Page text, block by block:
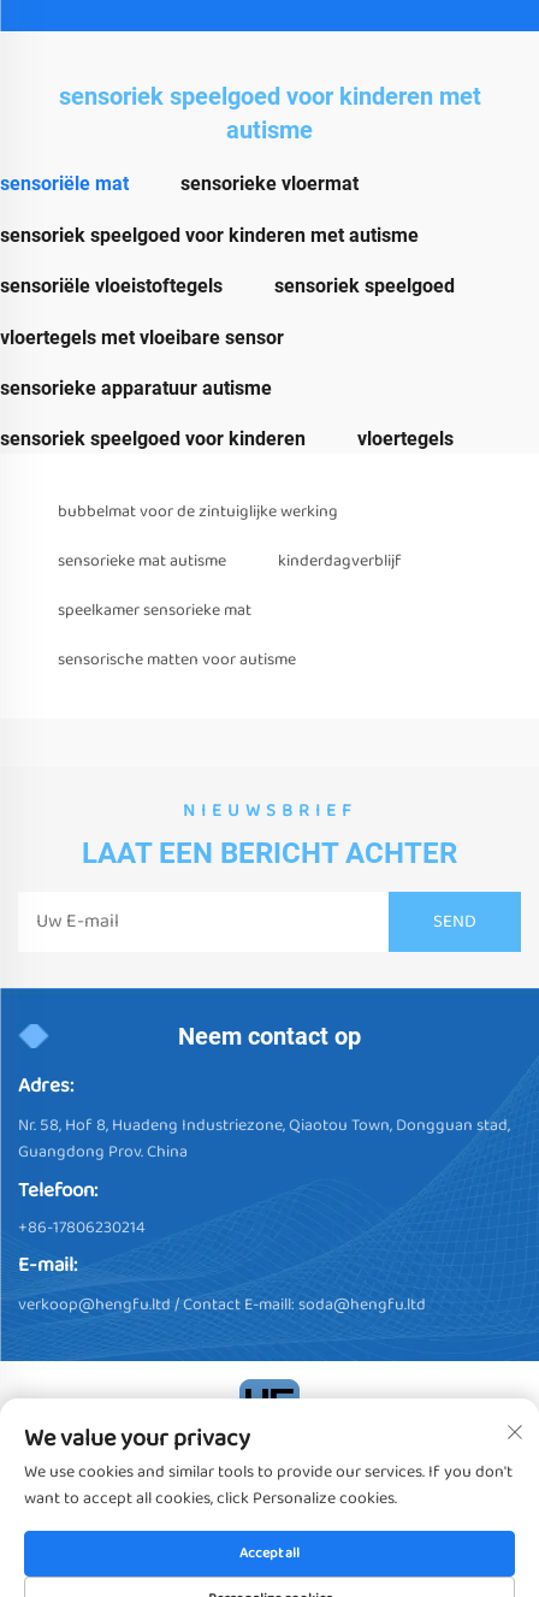
sensoriek speelgoed voor kinderen met
autisme
sensoriële mat sensorieke vloermat
sensoriek speelgoed voor kinderen met autisme
sensoriële vloeistoftegels sensoriek speelgoed
vloertegels met vloeibare sensor
sensorieke apparatuur autisme
sensoriek speelgoed voor kinderen vloertegels
bubbelmat voor de zintuiglijke werking
sensorieke mat autisme
kinderdagverblijf
speelkamer sensorieke mat
sensorische matten voor autisme
NIEUWSBRIEF
LAAT EEN BERICHT ACHTER
Neem contact op
Adres:
Nr. 58, Hof 8, Huadeng Industriezone, Qiaotou Town, Dongguan stad,
Guangdong Prov. China
Telefoon:
+86-17806230214
E-mail:
verkoop@hengfu.ltd/ Contact E-maill:soda@hengfu.ltd
Copyright © 2024, Dongguan Hengfu Plastic Products Co., Ltd.
Alle rechten voorbehoudenPrivacybeleid
We value your privacy
We use cookies and similar tools to provide our services. If you don't
want to accept all cookies, click Personalize cookies.
Accept all